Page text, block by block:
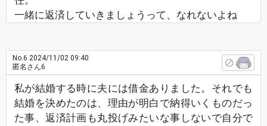
一緒に返済していきましょうって、なれないよね
No.6 2024/11/02 09:40
匿名さん6
私が結婚する時に夫には借金ありました。それでも
結婚を決めたのは、理由が明白で納得いくものだっ
た事、返済計画も丸投げみたいな事しないで自分で